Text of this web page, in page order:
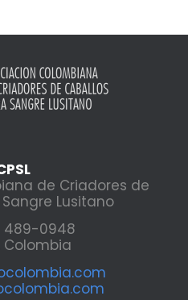
de Criadores de
Lusitano
489-0948
Colombia